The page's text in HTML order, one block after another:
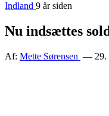
Indland 9 år siden
Nu indsættes
Af: Mette Sørensen — 29.